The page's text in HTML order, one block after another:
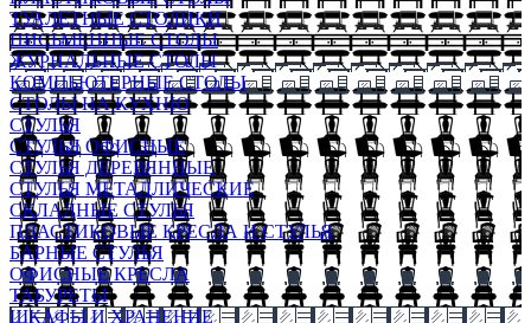
ТУАЛЕТНЫЕ СТОЛИКИ
ПИСЬМЕННЫЕ СТОЛЫ
ЖУРНАЛЬНЫЕ СТОЛЫ
КОМПЬЮТЕРНЫЕ СТОЛЫ
СТОЛЫ НА КУХНЮ
СТУЛЬЯ
СТУЛЬЯ ОФИСНЫЕ
СТУЛЬЯ ДЕРЕВЯННЫЕ
СТУЛЬЯ МЕТАЛЛИЧЕСКИЕ
СКЛАДНЫЕ СТУЛЬЯ
ПЛАСТИКОВЫЕ КРЕСЛА И СТУЛЬЯ
БАРНЫЕ СТУЛЬЯ
ОФИСНЫЕ КРЕСЛА
ТАБУРЕТЫ
ШКАФЫ И ХРАНЕНИЕ